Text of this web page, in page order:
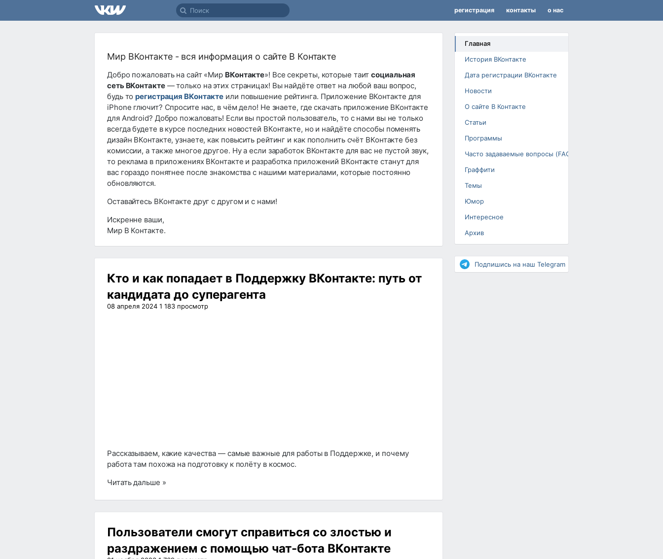
регистрация контакты о нас
Главная
История ВКонтакте
Дата регистрации ВКонтакте
Новости
О сайте В Контакте
Статьи
Программы
Часто задаваемые вопросы (FAQ)
Граффити
Темы
Юмор
Интересное
Архив
Повышение рейтинга
Подпишись на наш Telegram
Мир ВКонтакте - вся информация о сайте В Контакте
Добро пожаловать на сайт «Мир ВКонтакте»! Все секреты, которые таитсоциальная
сеть ВКонтакте— только на этих страницах! Вы найдёте ответ на любой ваш вопрос,
будь то регистрация ВКонтакте или повышение рейтинга. Приложение ВКонтакте для
iPhone глючит? Спросите нас, в чём дело! Не знаете, где скачать приложение ВКонтакте
для Android? Добро пожаловать! Если вы простой пользователь, то с нами вы не только
всегда будете в курсе последних новостей ВКонтакте, но и найдёте способы поменять
дизайн ВКонтакте, узнаете, как повысить рейтинг и как пополнить счёт ВКонтакте без
комиссии, а также многое другое. Ну а если заработок ВКонтакте для вас не пустой звук,
то реклама в приложениях ВКонтакте и разработка приложений ВКонтакте станут для
вас гораздо понятнее после знакомства с нашими материалами, которые постоянно
обновляются.
Оставайтесь ВКонтакте друг с другом и с нами!
Искренне ваши,
Мир В Контакте.
Кто и как попадает в Поддержку ВКонтакте: путь от
кандидата до суперагента
08 апреля 2024 1 183 просмотр
Рассказываем, какие качества — самые важные для работы в Поддержке, и почему
работа там похожа на подготовку к полёту в космос.
Читать дальше »
Пользователи смогут справиться со злостью и
раздражением с помощью чат-бота ВКонтакте